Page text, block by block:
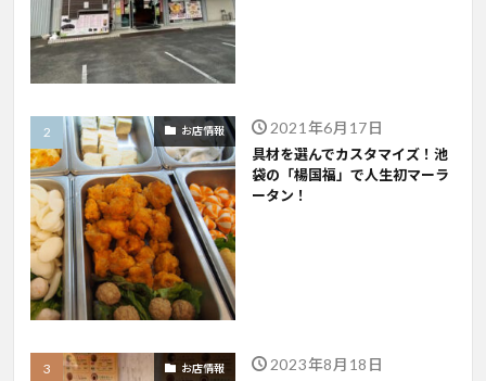
お店情報 2021年6月17日
具材を選んでカスタマイズ！池
袋の「楊国福」で人生初マーラ
ータン！
お店情報 2023年8月18日